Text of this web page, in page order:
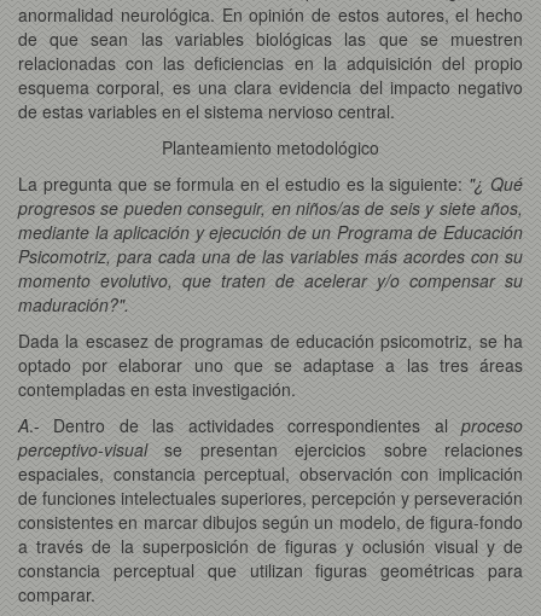
anormalidad neurológica. En opinión de estos autores, el hecho
de que sean las variables biológicas las que se muestren
relacionadas con las deficiencias en la adquisición del propio
esquema corporal, es una clara evidencia del impacto negativo
de estas variables en el sistema nervioso central.
Planteamiento metodológico
La pregunta que se formula en el estudio es la siguiente: "¿ Qué
progresos se pueden conseguir, en niños/as de seis y siete años,
mediante la aplicación y ejecución de un Programa de Educación
Psicomotriz, para cada una de las variables más acordes con su
momento evolutivo, que traten de acelerar y/o compensar su
maduración?".
Dada la escasez de programas de educación psicomotriz, se ha
optado por elaborar uno que se adaptase a las tres áreas
contempladas en esta investigación.
A.- Dentro de las actividades correspondientes al proceso
perceptivo-visualse presentan ejercicios sobre relaciones
espaciales, constancia perceptual, observación con implicación
de funciones intelectuales superiores, percepción y perseveración
consistentes en marcar dibujos según un modelo, de figura-fondo
a través de la superposición de figuras y oclusión visual y de
constancia perceptual que utilizan figuras geométricas para
comparar.